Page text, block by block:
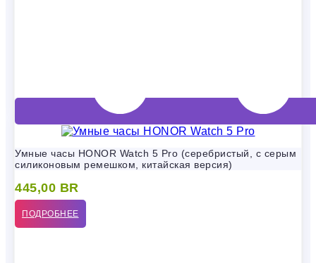
Умные часы HONOR Watch 5 Pro (серебристый, с серым
силиконовым ремешком, китайская версия)
445,00 BR
ПОДРОБНЕЕ